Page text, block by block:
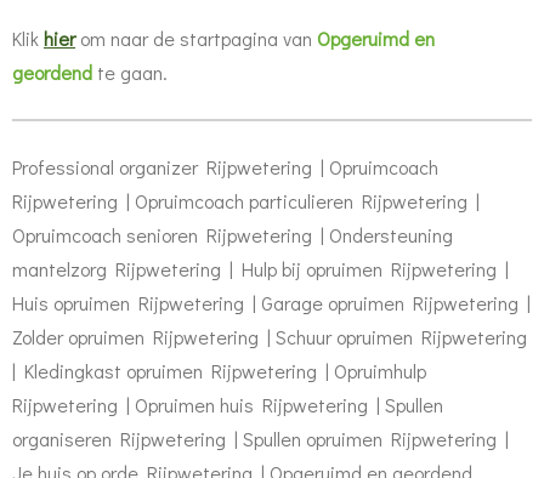
Klikhier om naar de startpagina van Opgeruimd en
geordend te gaan.
Professional organizer Rijpwetering | Opruimcoach
Rijpwetering | Opruimcoach particulieren Rijpwetering |
Opruimcoach senioren Rijpwetering | Ondersteuning
mantelzorg Rijpwetering | Hulp bij opruimen Rijpwetering |
Huis opruimen Rijpwetering | Garage opruimen Rijpwetering |
Zolder opruimen Rijpwetering | Schuur opruimen Rijpwetering
| Kledingkast opruimen Rijpwetering | Opruimhulp
Rijpwetering | Opruimen huis Rijpwetering | Spullen
organiseren Rijpwetering | Spullen opruimen Rijpwetering |
Je huis op orde Rijpwetering | Opgeruimd en geordend